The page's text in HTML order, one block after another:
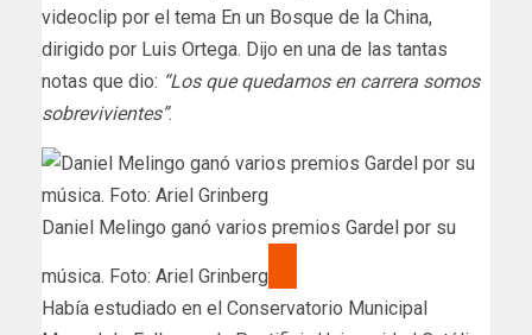
videoclip por el tema En un Bosque de la China,
dirigido por Luis Ortega. Dijo en una de las tantas
notas que dio: “Los que quedamos en carrera somos
sobrevivientes”.
Daniel Melingo ganó varios premios Gardel por su
música. Foto: Ariel Grinberg
Había estudiado en el Conservatorio Municipal